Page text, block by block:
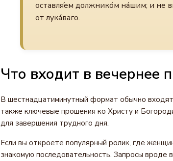
оставля́ем должнико́м на́шим; и не
от лука́ваго.
Что входит в вечернее
В шестнадцатиминутный формат обычно
также ключевые прошения ко Христу и
для завершения трудного дня.
Если вы откроете популярный ролик, где
знакомую последовательность. Запросы вроде